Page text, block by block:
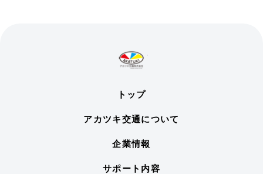
トップ
アカツキ交通について
企業情報
サポート内容